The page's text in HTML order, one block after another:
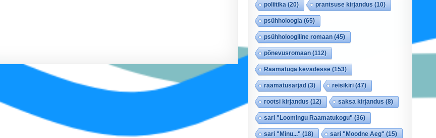
poliitika (20) prantsuse kirjandus(10)
psühholoogia (65)
psühholoogiline romaan(45)
põnevusromaan(112)
Raamatuga kevadesse(153)
raamatusarjad(3) reisikiri(47)
rootsi kirjandus(12) saksa kirjandus(8)
sari "Loomingu Raamatukogu"(36)
sari "Minu..."(18) sari "Moodne Aeg"(15)